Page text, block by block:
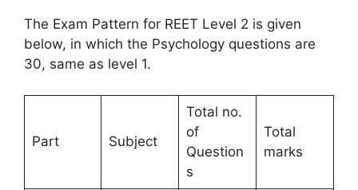
The Exam Pattern for REET Level 2 is given
below, in which the Psychology questions are
30, same as level 1.
Part Subject
Total no.
of
Question
s
Total
marks